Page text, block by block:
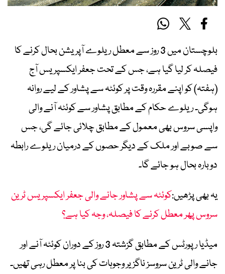
بلوچستان میں 3 روز سے معطل ریلوے آپریشن بحال کرنے کا
فیصلہ کر لیا گیا ہے، جس کے تحت جعفر ایکسپریس آج
(ہفتہ) کو اپنے مقررہ وقت پر کوئٹہ سے پشاور کے لیے روانہ
ہوگی۔ ریلوے حکام کے مطابق پشاور سے کوئٹہ آنے والی
واپسی سروس بھی معمول کے مطابق چلائی جائے گی، جس
سے صوبے اور ملک کے دیگر حصوں کے درمیان ریلوے رابطہ
دوبارہ بحال ہو جائے گا۔
یہ بھی پڑھیں:کوئٹہ سے پشاور جانے والی جعفر ایکسپریس ٹرین
سروس پھر معطل کرنے کا فیصلہ، وجہ کیا ہے؟
میڈیا رپورٹس کے مطابق گزشتہ 3 روز کے دوران کوئٹہ آنے اور
جانے والی ٹرین سروسز ناگزیر وجوہات کی بنا پر معطل رہی تھیں۔